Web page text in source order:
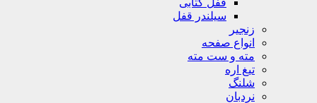
قفل کتابی
سیلندر قفل
زنجیر
انواع صفحه
مته و ست مته
تیغ اره
شلنگ
نردبان